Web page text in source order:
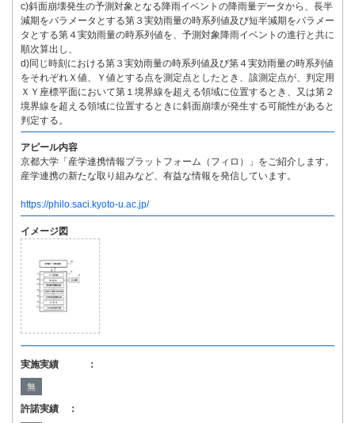
c)斜面崩壊発生の予測対象となる降雨イベントの降雨量データから、長半
減期をパラメータとする第３実効雨量の時系列値及び短半減期をパラメー
タとする第４実効雨量の時系列値を、予測対象降雨イベントの進行と共に
順次算出し、
d)同じ時刻における第３実効雨量の時系列値及び第４実効雨量の時系列値
をそれぞれＸ値、Ｙ値とする点を測定点としたとき、該測定点が、判定用
ＸＹ座標平面において第１境界線を超える領域に位置するとき、又は第２
境界線を超える領域に位置するときに斜面崩壊が発生する可能性があると
判定する。
アピール内容
京都大学「産学連携情報プラットフォーム（フィロ）」をご紹介します。
産学連携の新たな取り組みなど、有益な情報を発信しています。
https://philo.saci.kyoto-u.ac.jp/
イメージ図
実施実績 ：
無
許諾実績 ：